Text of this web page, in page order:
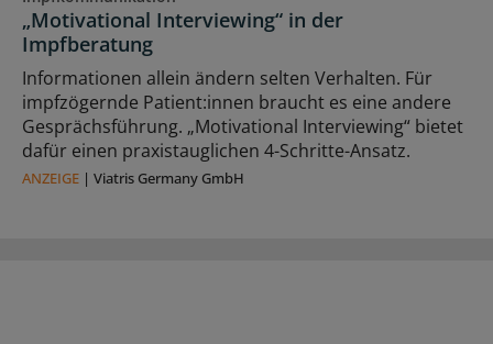
„Motivational Interviewing“ in der
Impfberatung
Informationen allein ändern selten Verhalten. Für
impfzögernde Patient:innen braucht es eine andere
Gesprächsführung. „Motivational Interviewing“ bietet
dafür einen praxistauglichen 4-Schritte-Ansatz.
ANZEIGE | Viatris Germany GmbH